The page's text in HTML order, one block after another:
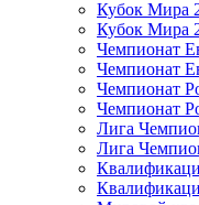
Кубок Мира
Кубок Мира
Чемпионат
Чемпионат
Чемпионат
Чемпионат
Лига
Лига